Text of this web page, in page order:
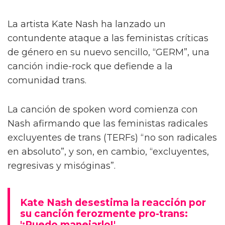
La artista Kate Nash ha lanzado un
contundente ataque a las feministas críticas
de género en su nuevo sencillo, “GERM”, una
canción indie-rock que defiende a la
comunidad trans.
La canción de spoken word comienza con
Nash afirmando que las feministas radicales
excluyentes de trans (TERFs) “no son radicales
en absoluto”, y son, en cambio, “excluyentes,
regresivas y misóginas”.
Kate Nash desestima la reacción por
su canción ferozmente pro-trans: